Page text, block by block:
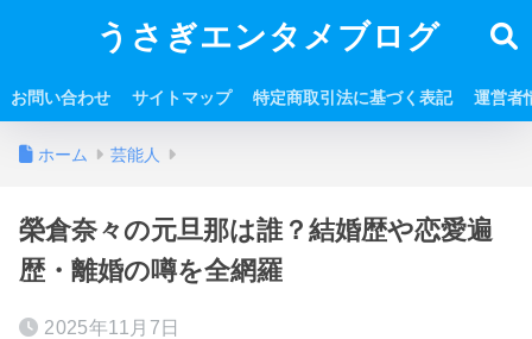
うさぎエンタメブログ
お問い合わせ サイトマップ 特定商取引法に基づく表記 運営者
ホーム 芸能人
榮倉奈々の元旦那は誰？結婚歴や恋愛遍
歴・離婚の噂を全網羅
2025年11月7日